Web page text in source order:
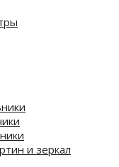
и зеркал